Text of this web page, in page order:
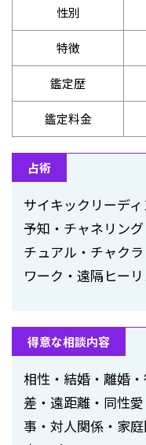
性別
特徴
鑑定歴
鑑定料金
占術
サイキックリーデ
予知・チャネリン
チュアル・チャク
ワーク・遠隔ヒー
得意な相談内容
相性・結婚・離婚
差・遠距離・同性
事・対人関係・家